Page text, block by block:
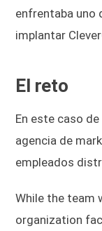
enfrentaba uno
implantar
El reto
En este caso
agencia de
empleados
While the team
organization